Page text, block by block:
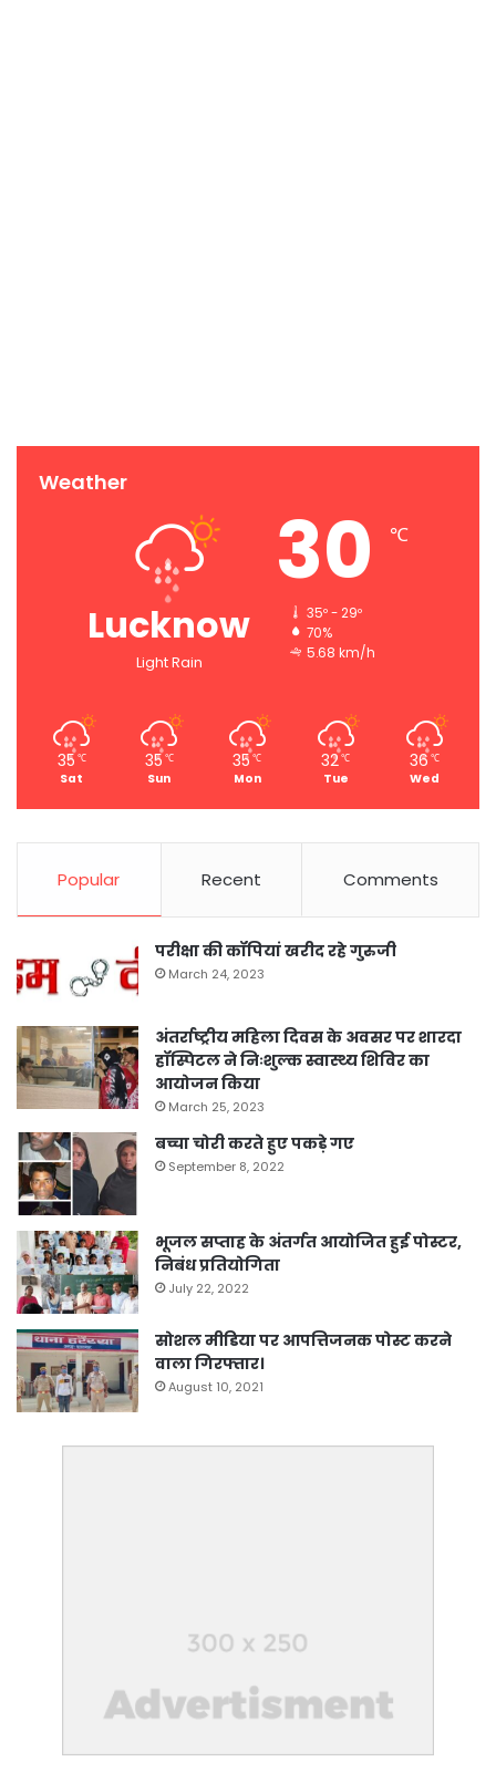
Weather
Lucknow
Light Rain
30 ℃
35º - 29º
70%
5.68 km/h
35 ℃
Sat
35 ℃
Sun
35℃
Mon
32℃
Tue
36 ℃
Wed
Popular Recent Comments
परीक्षा की कॉपियां खरीद रहे गुरुजी
March 24, 2023
अंतर्राष्ट्रीय महिला दिवस के अवसर पर शारदा
हॉस्पिटल ने निःशुल्क स्वास्थ्य शिविर का
आयोजन किया
March 25, 2023
बच्चा चोरी करते हुए पकड़े गए
September 8, 2022
भूजल सप्ताह के अंतर्गत आयोजित हुई पोस्टर,
निबंध प्रतियोगिता
July 22, 2022
सोशल मीडिया पर आपत्तिजनक पोस्ट करने
वाला गिरफ्तार।
August 10, 2021